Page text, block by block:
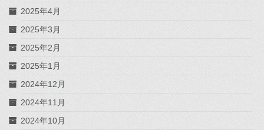
2025年4月
2025年3月
2025年2月
2025年1月
2024年12月
2024年11月
2024年10月